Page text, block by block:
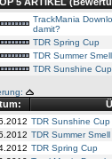
TrackMania
damit?
TDR Spring Cup
TDR Summer
TDR Sunshine Cup
TDR Sunshine Cup
TDR Summer Smell
TDR Spring Cup